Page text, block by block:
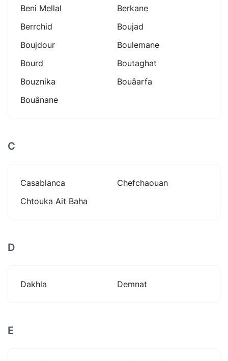
Beni Mellal
Berkane
Berrchid
Boujad
Boujdour
Boulemane
Bourd
Boutaghat
Bouznika
Bouâarfa
Bouânane
C
Casablanca
Chefchaouan
Chtouka Ait Baha
D
Dakhla Demnat
E